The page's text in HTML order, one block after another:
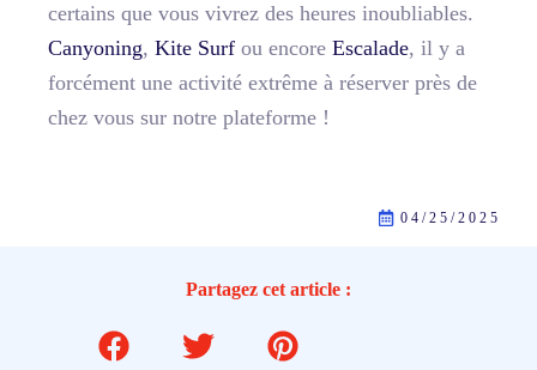
certains que vous vivrez des heures inoubliables.
Canyoning, Kite Surf ou encore Escalade, il y a
forcément une activité extrême à réserver près de
chez vous sur notre plateforme !
04/25/2025
Partagez cet article :